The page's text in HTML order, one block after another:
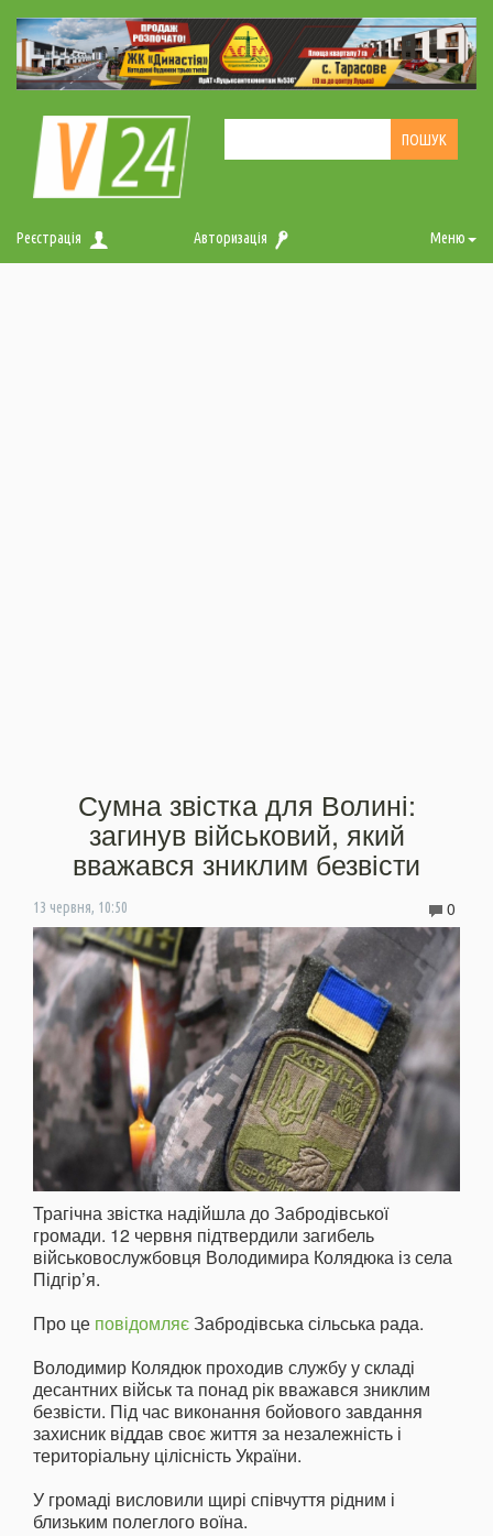
Реєстрація Авторизація Меню
Сумна звістка для Волині:
загинув військовий, який
вважався зниклим безвісти
13 червня, 10:50 0
Трагічна звістка надійшла до Забродівської
громади. 12 червня підтвердили загибель
військовослужбовця Володимира Колядюка із села
Підгір’я.
Про це повідомляєЗабродівська сільська рада.
Володимир Колядюк проходив службу у складі
десантних військ та понад рік вважався зниклим
безвісти. Під час виконання бойового завдання
захисник віддав своє життя за незалежність і
територіальну цілісність України.
У громаді висловили щирі співчуття рідним і
близьким полеглого воїна.